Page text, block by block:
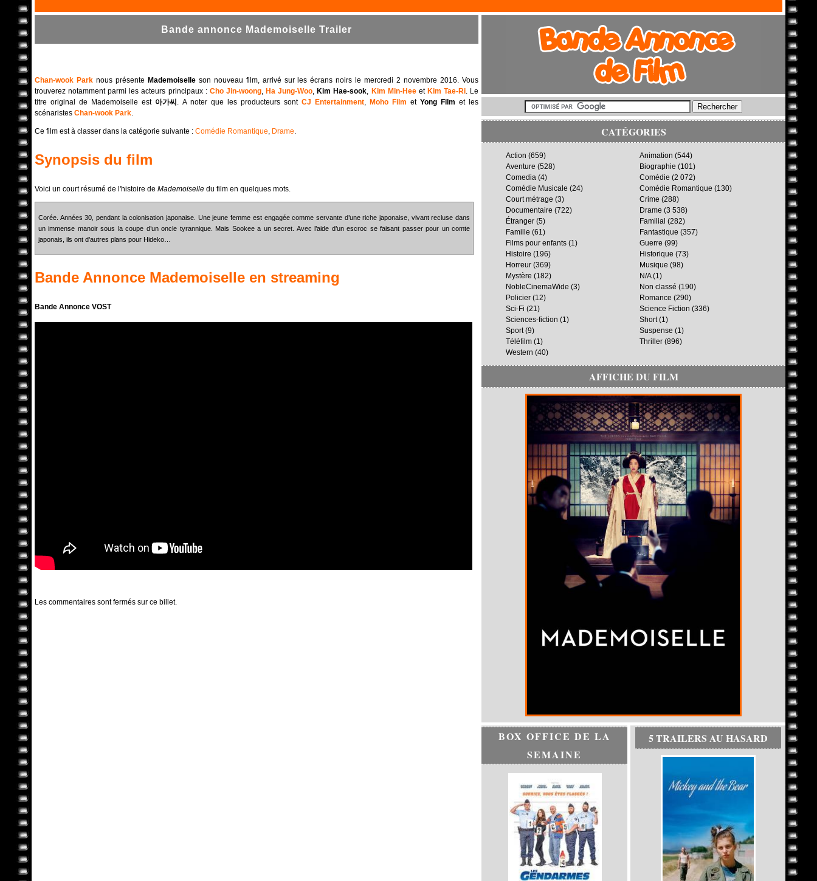
Bande annonce Mademoiselle Trailer
Chan-wook Parknous présente Mademoiselleson nouveau film, arrivé sur les écrans noirs le mercredi 2 novembre 2016. Vous
trouverez notamment parmi les acteurs principaux : Cho Jin-woong, Ha Jung-Woo, Kim Hae-sook, Kim Min-Heeet Kim Tae-Ri. Le
titre original de Mademoiselle est 아가씨 . A noter que les producteurs sont CJ Entertainment, Moho Film et Yong Film et les
scénaristes Chan-wook Park.
Ce film est à classer dans la catégorie suivante : Comédie Romantique, Drame.
Synopsis du film
Voici un court résumé de l'histoire de Mademoiselle du film en quelques mots.
Corée. Années 30, pendant la colonisation japonaise. Une jeune femme est engagée comme servante d’une riche japonaise, vivant recluse dans
un immense manoir sous la coupe d’un oncle tyrannique. Mais Sookee a un secret. Avec l’aide d’un escroc se faisant passer pour un comte
japonais, ils ont d’autres plans pour Hideko…
Bande Annonce Mademoiselle en streaming
Bande Annonce VOST
Les commentaires sont fermés sur ce billet.
CATÉGORIES
Action (659) Animation (544)
Aventure (528) Biographie (101)
Comedia (4) Comédie (2 072)
Comédie Musicale (24) Comédie Romantique (130)
Court métrage (3) Crime (288)
Documentaire (722) Drame (3 538)
Étranger (5) Familial (282)
Famille (61) Fantastique (357)
Films pour enfants (1) Guerre (99)
Histoire (196) Historique (73)
Horreur (369) Musique (98)
Mystère (182) N/A(1)
NobleCinemaWide (3) Non classé (190)
Policier (12) Romance (290)
Sci-Fi (21) Science Fiction (336)
Sciences-fiction (1) Short(1)
Sport(9) Suspense (1)
Téléfilm (1) Thriller (896)
Western (40)
AFFICHE DU FILM
BOX OFFICE DE LA
SEMAINE
5 TRAILERS AU HASARD